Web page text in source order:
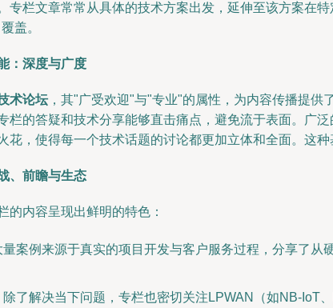
专栏文章常常从具体的技术方案出发，延伸至该方案在
盖。
：深度与广度
术论坛，其"广受欢迎"与"专业"的属性，为内容传播提供
栏的答疑和技术分享能够直击痛点，避免流于表面。广
花，使得每一个技术话题的讨论都更加立体和全面。这
、前瞻与生态
的内容呈现出鲜明的特色：
量案例来源于真实的项目开发与客户服务过程，分享了
除了解决当下问题，专栏也密切关注LPWAN（如NB-